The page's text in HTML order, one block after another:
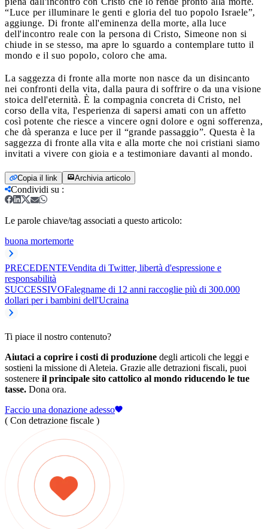
“Luce per illuminare le genti e gloria del tuo popolo Israele”,
aggiunge. Di fronte all'eminenza della morte, alla luce
dell'incontro reale con la persona di Cristo, Simeone non si
chiude in se stesso, ma apre lo sguardo a contemplare tutto il
mondo e il suo popolo, coloro che ama.
La saggezza di fronte alla morte non nasce da un disincanto
nei confronti della vita, dalla paura di soffrire o da una visione
stoica dell'eternità. È la compagnia concreta di Cristo, nel
corso della vita, l'esperienza di sapersi amati con un affetto
così potente che riesce a vincere ogni dolore e ogni sofferenza,
che dà speranza e luce per il “grande passaggio”. Questa è la
saggezza di fronte alla vita e alla morte che noi cristiani siamo
invitati a vivere con gioia e a testimoniare davanti al mondo.
Copia il link Archivia articolo
Condividi su :
Le parole chiave/tag associati a questo articolo:
buona mortemorte
PRECEDENTEVendita di Twitter, libertà d'espressione e
responsabilità
SUCCESSIVOFalegname di 12 anni raccoglie più di 300.000
dollari per i bambini dell'Ucraina
Ti piace il nostro contenuto?
Aiutaci a coprire i costi di produzione degli articoli che leggi e
sostieni la missione di Aleteia. Grazie alle detrazioni fiscali, puoi
sostenere il principale sito cattolico al mondo riducendo le tue
tasse. Dona ora.
Faccio una donazione adesso
( Con detrazione fiscale )